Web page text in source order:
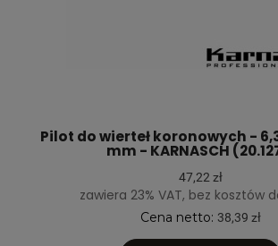
Pilot do wierteł koronowych -
mm - KARNASCH
47,22 zł
zawiera 23% VAT, bez kosztów
Cena netto: 38,39 zł